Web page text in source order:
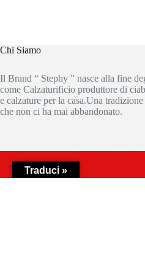
Chi Siamo
Il Brand “ Stephy ” nasce alla fine
come Calzaturificio produttore di
e calzature per la casa.Una
che non ci ha mai abbandonato.
Traduci »